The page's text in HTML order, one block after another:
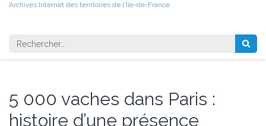
Archives Internet des territoires de l'Île-de-France
Rechercher
5 000 vaches dans Paris :
histoire d’une présence